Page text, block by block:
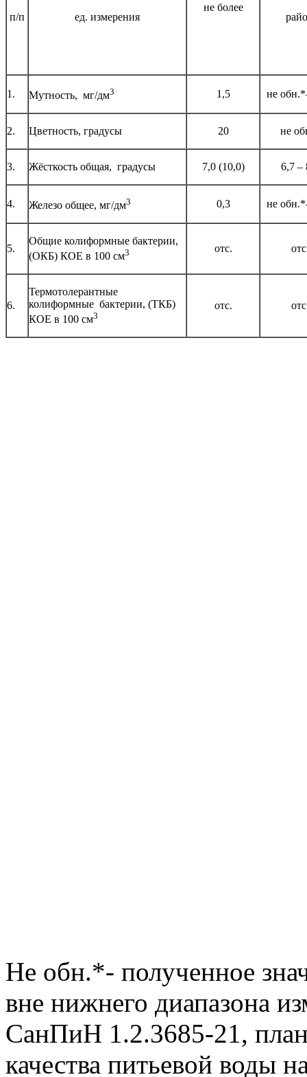
п/п
ед. измерения
не более
1. Мутность, мг/дм3 1,5 не
2. Цветность, градусы 20 не
3. Жёсткость общая, градусы 7,0 (10,0) 6,7 –
4. Железо общее, мг/дм3 0,3 не
5.
Общие колиформные бактерии,
(ОКБ) КОЕ в 100 см3 отс.
6.
Термотолерантные
колиформные бактерии, (ТКБ)
КОЕ в 100 см3
отс.
Не обн.*- полученное
вне нижнего диапазона
СанПиН 1.2.3685-21,
качества питьевой воды